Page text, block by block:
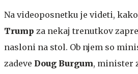
Na videoposnetku je videti,
Trump za nekaj trenutkov
nasloni na stol. Ob njem so
zadeve Doug Burgum, minister